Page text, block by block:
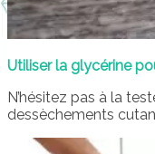
Utiliser la glycérine
N’hésitez pas à la
dessèchements